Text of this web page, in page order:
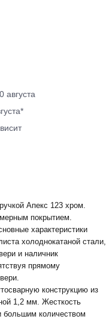
августа
Апекс 123 хром.
покрытием.
характеристики
холоднокатаной стали,
и наличник
прямому
конструкцию из
1,2 мм. Жесткость
большим количеством